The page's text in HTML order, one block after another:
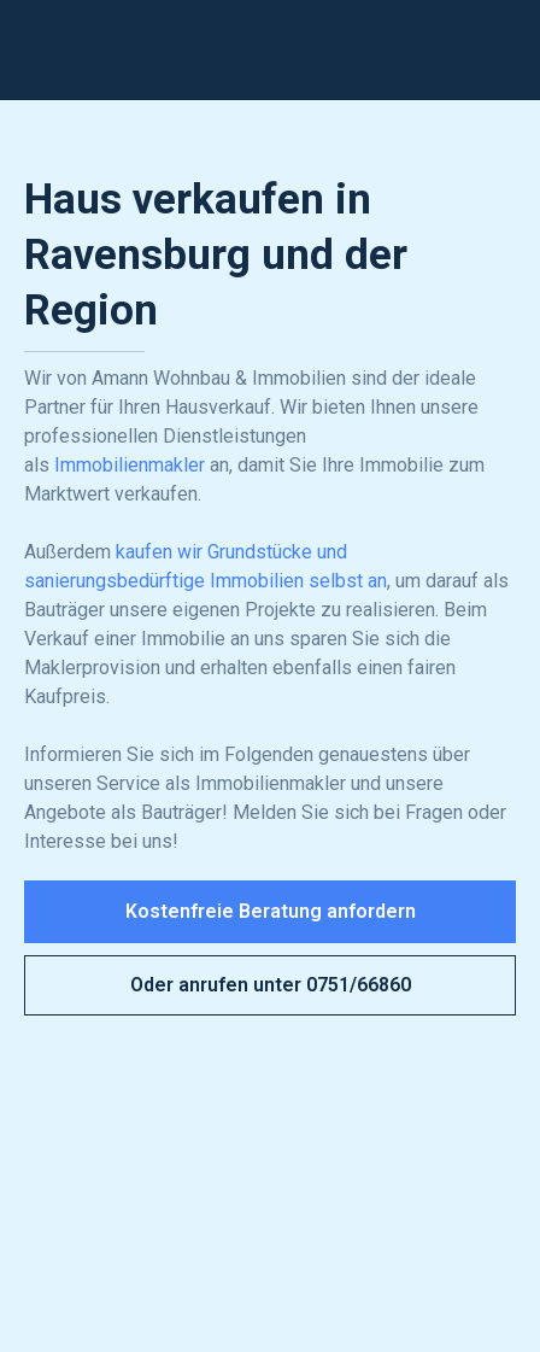
Haus verkaufen in
Ravensburg und der
Region
Wir von Amann Wohnbau & Immobilien sind der ideale
Partner für Ihren Hausverkauf. Wir bieten Ihnen unsere
professionellen Dienstleistungen
als Immobilienmakler an, damit Sie Ihre Immobilie zum
Marktwert verkaufen.
Außerdem kaufen wir Grundstücke und
sanierungsbedürftige Immobilien selbst an, um darauf als
Bauträger unsere eigenen Projekte zu realisieren. Beim
Verkauf einer Immobilie an uns sparen Sie sich die
Maklerprovision und erhalten ebenfalls einen fairen
Kaufpreis.
Informieren Sie sich im Folgenden genauestens über
unseren Service als Immobilienmakler und unsere
Angebote als Bauträger! Melden Sie sich bei Fragen oder
Interesse bei uns!
Kostenfreie Beratung anfordern
Oder anrufen unter 0751/66860